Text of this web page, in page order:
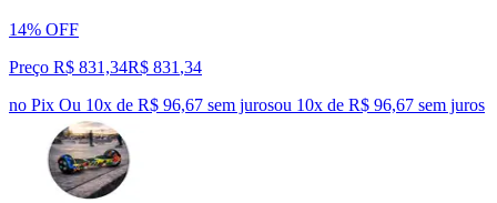
14% OFF
Preço R$ 831,34R$ 831,34
no Pix Ou 10x de R$ 96,67 sem jurosou 10x de R$ 96,67 sem juros